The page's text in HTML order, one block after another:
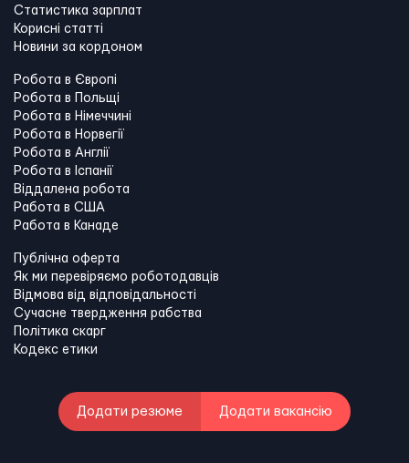
Статистика зарплат
Корисні статті
Новини за кордоном
Робота в Європі
Робота в Польщі
Робота в Німеччині
Робота в Норвегії
Робота в Англії
Робота в Іспанії
Віддалена робота
Работа в США
Работа в Канадe
Публічна оферта
Як ми перевіряємо роботодавців
Відмова від відповідальності
Сучасне твердження рабства
Політика скарг
Кодекс етики
Додати резюме Додати вакансію